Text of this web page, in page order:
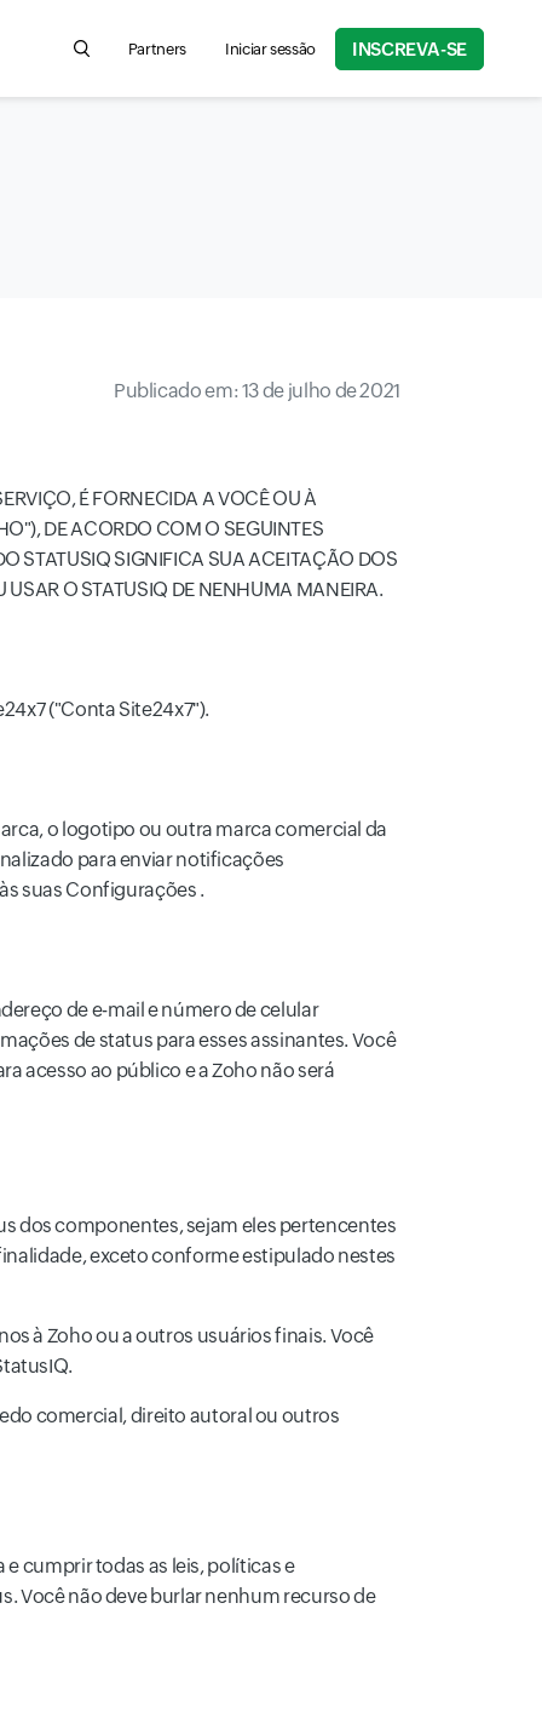
Search for product information, help articles, and
Partners Iniciar sessão INSCREVA-SE
Publicado em: 13 de julho de 2021
É FORNECIDA A VOCÊ OU À
DE ACORDO COM O SEGUINTES
STATUSIQ SIGNIFICA SUA ACEITAÇÃO DOS
O STATUSIQ DE NENHUMA MANEIRA.
("Conta Site24x7").
o logotipo ou outra marca comercial da
para enviar notificações
suas Configurações .
de e-mail e número de celular
de status para esses assinantes. Você
acesso ao público e a Zoho não será
dos componentes, sejam eles pertencentes
exceto conforme estipulado nestes
à Zoho ou a outros usuários finais. Você
comercial, direito autoral ou outros
cumprir todas as leis, políticas e
Você não deve burlar nenhum recurso de